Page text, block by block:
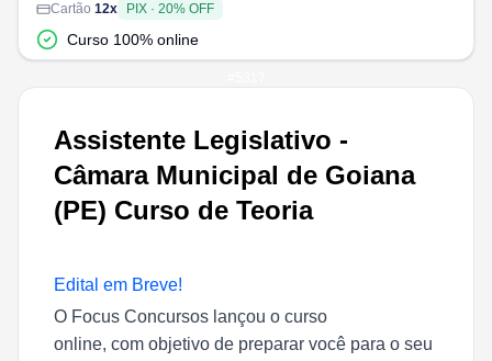
Assistente Legislativo -
Câmara Municipal de Goiana
(PE) Curso de Teoria
Edital em Breve!
O Focus Concursos lançou o curso
online, com objetivo de preparar você para o seu
Cartão 12x PIX · 20% OFF
Curso 100% online